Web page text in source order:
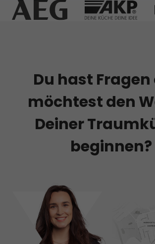
Du hast Fragen
möchtest den
Deiner
beginnen?